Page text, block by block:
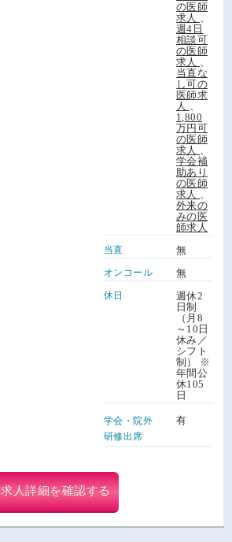
の医師
求人
週4日
相談可
の医師
求人
当直な
し可の
医師求
人
1,800
万円可
の医師
求人
学会補
助あり
の医師
求人
外来の
みの医
師求人
当直 無
オンコール 無
休日
週休2
日制
（月8
～10日
休み／
シフト
制） ※
年間公
休105
日
学会・院外
研修出席
有
求人詳細を確認する